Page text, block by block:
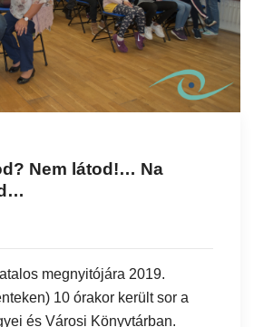
Nem látod!… Na
megnyitójára 2019.
10 órakor került sor a
és Városi Könyvtárban.